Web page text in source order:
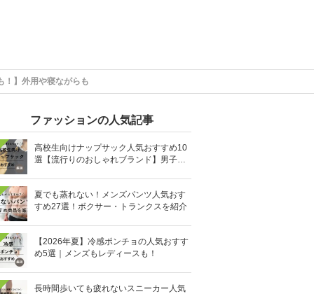
！】外用や寝ながらも
ファッションの人気記事
高校生向けナップサック人気おすすめ10
選【流行りのおしゃれブランド】男子・
夏でも蒸れない！メンズパンツ人気おす
すめ27選！ボクサー・トランクスを紹介
【2026年夏】冷感ポンチョの人気おすす
め5選｜メンズもレディースも！
長時間歩いても疲れないスニーカー人気